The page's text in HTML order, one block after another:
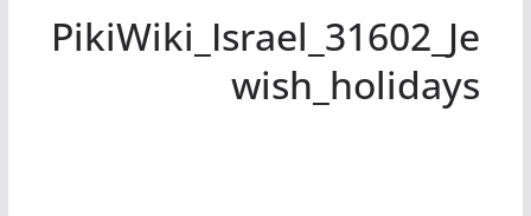
PikiWiki_Israel_31602_Je
wish_holidays